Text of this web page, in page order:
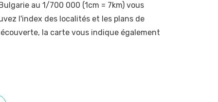
au 1/700 000 (1cm = 7km) vous
l'index des localités et les plans de
la carte vous indique également